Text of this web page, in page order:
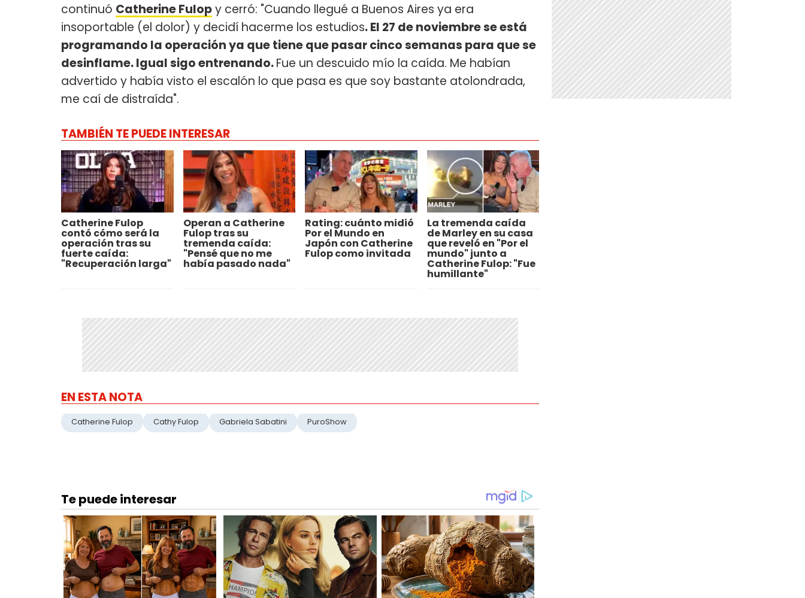
continuó Catherine Fulopy cerró: "Cuando llegué a Buenos Aires ya era
insoportable (el dolor) y decidí hacerme los estudios. El 27 de noviembre se está
programando la operación ya que tiene que pasar cinco semanas para que se
desinflame. Igual sigo entrenando.Fue un descuido mío la caída. Me habían
advertido y había visto el escalón lo que pasa es que soy bastante atolondrada,
me caí de distraída".
TAMBIÉN TE PUEDE INTERESAR
Catherine Fulop
contó cómo será la
operación tras su
fuerte caída:
"Recuperación larga"
Operan a Catherine
Fulop tras su
tremenda caída:
"Pensé que no me
había pasado nada"
Rating: cuánto midió
Por el Mundo en
Japón con Catherine
Fulop como invitada
La tremenda caída
de Marley en su casa
que reveló en "Por el
mundo" junto a
Catherine Fulop: "Fue
humillante"
EN ESTA NOTA
Catherine Fulop Cathy Fulop Gabriela Sabatini PuroShow